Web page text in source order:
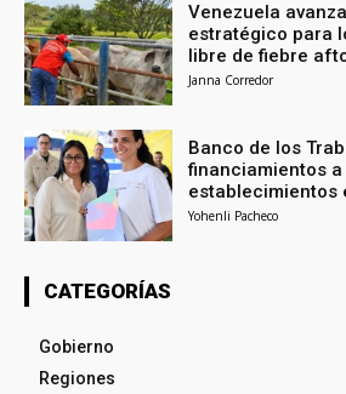
Venezuela
estratégico para
libre de fiebre
Janna Corredor
Banco de los
financiamientos a
establecimientos
Yohenli Pacheco
CATEGORÍAS
Gobierno
Regiones